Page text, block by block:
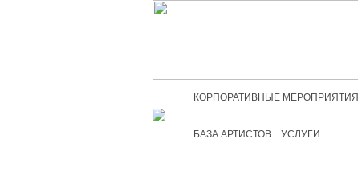
КОРПОРАТИВНЫЕ МЕРОПРИЯТИЯ
БАЗА АРТИСТОВ УСЛУГИ